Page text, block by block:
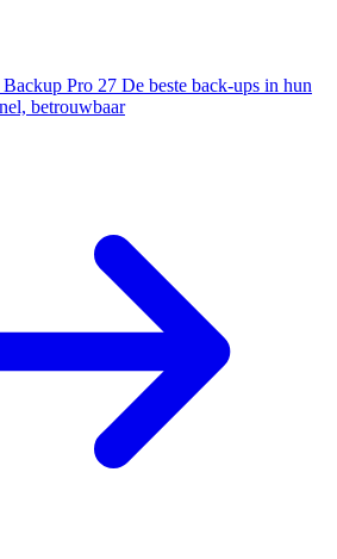
Backup Pro 27 De beste back-ups in hun
betrouwbaar